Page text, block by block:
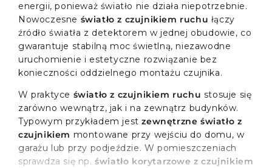
energii, ponieważ światło nie działa niepotrzebnie.
Nowoczesne światło z czujnikiem ruchu łączy
źródło światła z detektorem w jednej obudowie, co
gwarantuje stabilną moc świetlną, niezawodne
uruchomienie i estetyczne rozwiązanie bez
konieczności oddzielnego montażu czujnika.
W praktyce światło z czujnikiem ruchu stosuje się
zarówno wewnątrz, jak i na zewnątrz budynków.
Typowym przykładem jestzewnętrzne światło z
czujnikiem montowane przy wejściu do domu, w
garażu lub przy podjeździe. W pomieszczeniach
sprawdza się np.światło korytarzowe z czujnikiem